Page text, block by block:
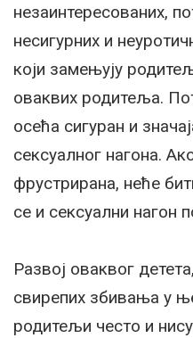
незаинтересованих,
несигурних и
који замењују
оваквих родитеља.
осећа сигуран и
сексуалног нагона.
фрустрирана, неће
се и сексуални нагон
Развој оваквог
свирепих збивања у
родитељи често и